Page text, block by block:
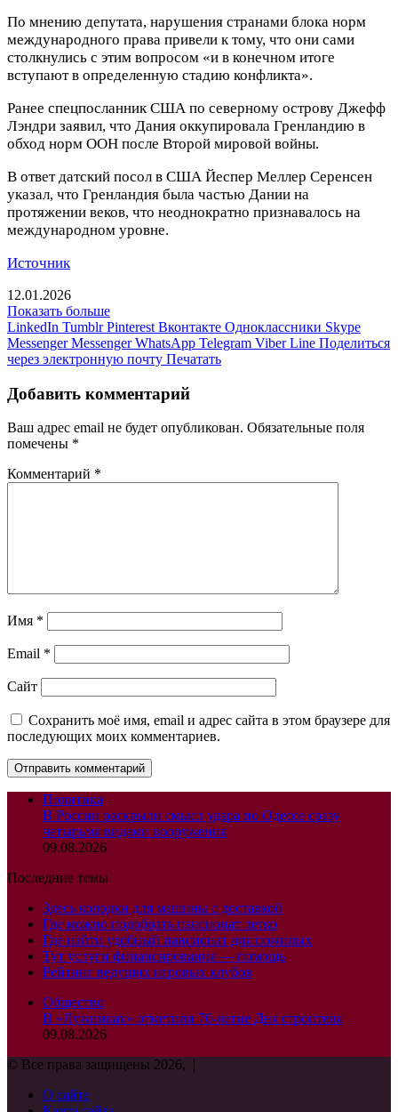
По мнению депутата, нарушения странами блока норм
международного права привели к тому, что они сами
столкнулись с этим вопросом «и в конечном итоге
вступают в определенную стадию конфликта».
Ранее спецпосланник США по северному острову Джефф
Лэндри заявил, что Дания оккупировала Гренландию в
обход норм ООН после Второй мировой войны.
В ответ датский посол в США Йеспер Меллер Серенсен
указал, что Гренландия была частью Дании на
протяжении веков, что неоднократно признавалось на
международном уровне.
Источник
12.01.2026
Показать больше
LinkedIn Tumblr Pinterest Вконтакте Одноклассники Skype
Messenger Messenger WhatsApp Telegram Viber Line Поделиться
через электронную почту Печатать
Добавить комментарий
Ваш адрес email не будет опубликован. Обязательные поля
помечены *
Комментарий *
Имя *
Email *
Сайт
Сохранить моё имя, email и адрес сайта в этом браузере для
последующих моих комментариев.
Политика
В России раскрыли смысл удара по Одессе сразу
четырьмя видами вооружения
09.08.2026
Последние темы
Здесь колодки для машины с доставкой
Где можно подобрать пансионат легко
Где найти удобный пансионат для пожилых
Тут услуги финансирования — помощь
Рейтинг ведущих игровых клубов
Общество
В «Лужниках» отметили 70-летие Дня строителя
09.08.2026
© Все права защищены 2026, |
О сайте